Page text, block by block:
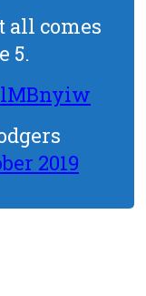
all comes
5.
2019